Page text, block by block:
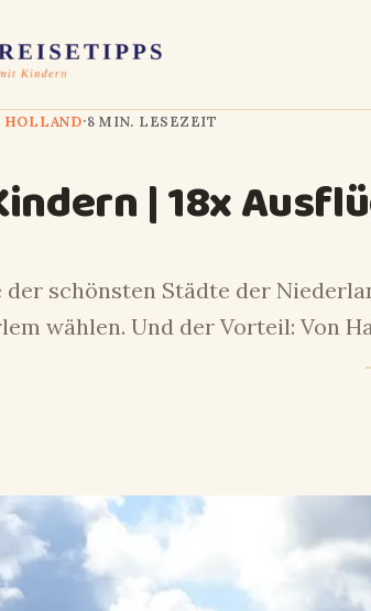
HOLLAND·8 MIN. LESEZEIT
| 18x
schönsten Städte der
wählen. Und der Vorteil: Von